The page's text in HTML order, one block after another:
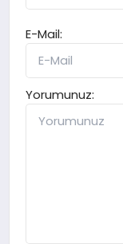
E-Mail:
Yorumunuz: